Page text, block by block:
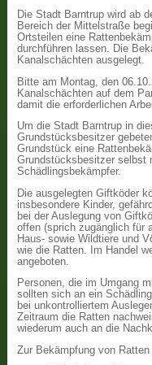
Die Stadt Barntrup wird ab
Bereich der Mittelstraße
Ortsteilen eine
durchführen lassen. Die
Kanalschächten ausgelegt.
Bitte am Montag, den
Kanalschächten auf dem
damit die erforderlichen
Um die Stadt Barntrup in
Grundstücksbesitzer
Grundstück eine
Grundstücksbesitzer selbst
Schädlingsbekämpfer.
Die ausgelegten Giftköder
insbesondere Kinder,
bei der Auslegung von
offen (sprich zugänglich für
Haus- sowie Wildtiere und
wie die Ratten. Im Handel
angeboten.
Personen, die im Umgang
sollten sich an ein
bei unkontrolliertem
Zeitraum die Ratten
wiederum auch an die
Zur Bekämpfung von